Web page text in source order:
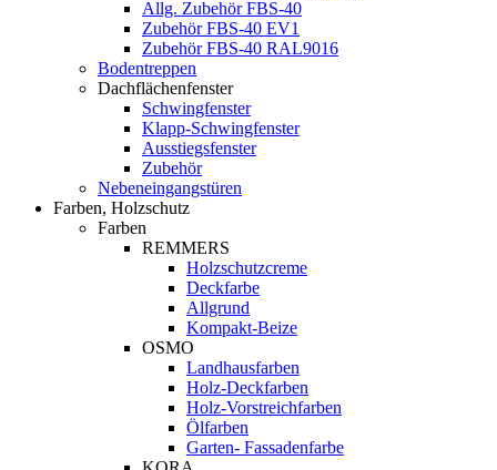
Allg. Zubehör FBS-40
Zubehör FBS-40 EV1
Zubehör FBS-40 RAL9016
Bodentreppen
Dachflächenfenster
Schwingfenster
Klapp-Schwingfenster
Ausstiegsfenster
Zubehör
Nebeneingangstüren
Farben, Holzschutz
Farben
REMMERS
Holzschutzcreme
Deckfarbe
Allgrund
Kompakt-Beize
OSMO
Landhausfarben
Holz-Deckfarben
Holz-Vorstreichfarben
Ölfarben
Garten- Fassadenfarbe